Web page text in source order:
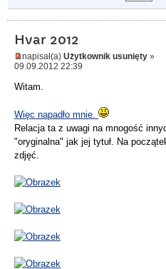
Hvar 2012
napisał(a) Użytkownik usunięty »
09.09.2012 22:39
Witam.
Więc napadło mnie.
Relacja ta z uwagi na mnogość
"oryginalna" jak jej tytuł. Na
zdjęć.